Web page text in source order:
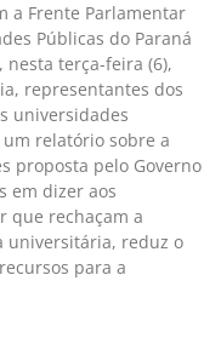
a Frente Parlamentar
Públicas do Paraná
nesta terça-feira (6),
representantes dos
universidades
relatório sobre a
proposta pelo Governo
em dizer aos
que rechaçam a
universitária, reduz o
para a